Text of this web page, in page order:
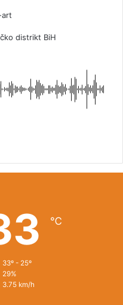
distrikt BiH
℃
33º - 25º
29%
3.75 km/h